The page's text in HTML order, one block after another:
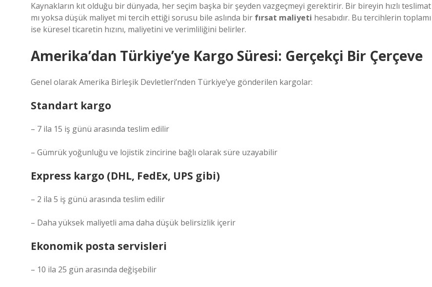
Kaynakların kıt olduğu bir dünyada, her seçim başka bir şeyden vazgeçmeyi gerektirir. Bir bireyin hızlı teslimat
mı yoksa düşük maliyet mi tercih ettiği sorusu bile aslında bir fırsat maliyeti hesabıdır. Bu tercihlerin toplamı
ise küresel ticaretin hızını, maliyetini ve verimliliğini belirler.
Amerika’dan Türkiye’ye Kargo Süresi: Gerçekçi Bir Çerçeve
Genel olarak Amerika Birleşik Devletleri’nden Türkiye’ye gönderilen kargolar:
Standart kargo
– 7 ila 15 iş günü arasında teslim edilir
– Gümrük yoğunluğu ve lojistik zincirine bağlı olarak süre uzayabilir
Express kargo (DHL, FedEx, UPS gibi)
– 2 ila 5 iş günü arasında teslim edilir
– Daha yüksek maliyetli ama daha düşük belirsizlik içerir
Ekonomik posta servisleri
– 10 ila 25 gün arasında değişebilir